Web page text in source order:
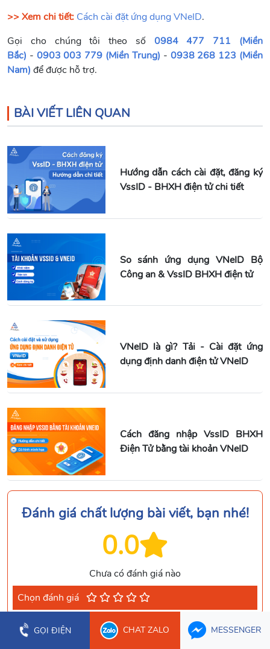
>> Xem chi tiết: Cách cài đặt ứng dụng VNeID.
Gọi cho chúng tôi theo số 0984 477 711 (Miền
Bắc) - 0903 003 779 (Miền Trung) - 0938 268 123 (Miền
Nam) để được hỗ trợ.
BÀI VIẾT LIÊN QUAN
Hướng dẫn cách cài đặt, đăng ký
VssID - BHXH điện tử chi tiết
So sánh ứng dụng VNeID Bộ
Công an & VssID BHXH điện tử
VNeID là gì? Tải - Cài đặt ứng
dụng định danh điện tử VNeID
Cách đăng nhập VssID BHXH
Điện Tử bằng tài khoản VNeID
Đánh giá chất lượng bài viết, bạn nhé!
0.0
Chưa có đánh giá nào
Chọn đánh giá
BÌNH LUẬN - HỎI ĐÁP
GỌI ĐIỆN CHAT ZALO MESSENGER